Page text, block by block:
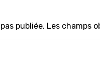
publiée. Les champs